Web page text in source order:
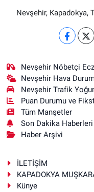
Nevşehir, Kapadokya,
Nevşehir Nöbetçi
Nevşehir Hava
Nevşehir Trafik
Puan Durumu ve
Tüm Manşetler
Son Dakika Haberleri
Haber Arşivi
İLETİŞİM
KAPADOKYA
Künye